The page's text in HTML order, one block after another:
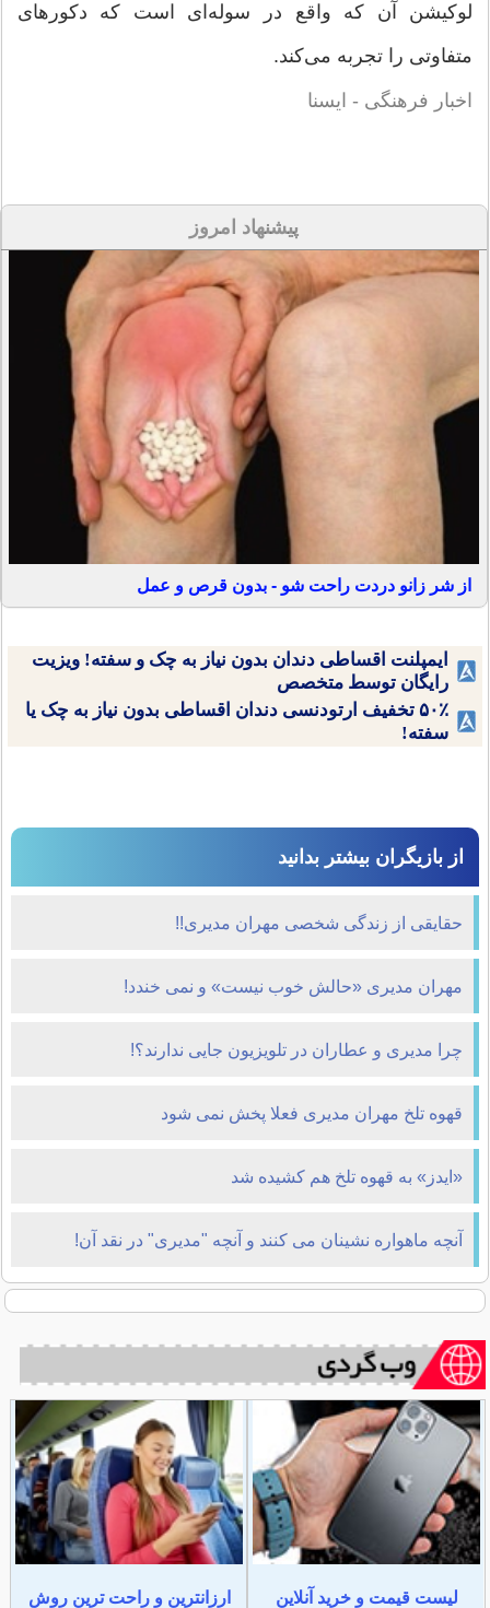
لوکیشن آن که واقع در سوله‌ای است که دکورهای
متفاوتی را تجربه می‌کند.
اخبار فرهنگی - ایسنا
پیشنهاد امروز
از شر زانو دردت راحت شو - بدون قرص و عمل
ایمپلنت اقساطی دندان بدون نیاز به چک و سفته! ویزیت
رایگان توسط متخصص
۵۰٪ تخفیف ارتودنسی دندان اقساطی بدون نیاز به چک یا
سفته!
از بازیگران بیشتر بدانید
حقایقی از زندگی شخصی مهران مدیری!!
مهران مدیری «حالش خوب نیست» و نمی خندد!
چرا مدیری و عطاران در تلویزیون جایی ندارند؟!
قهوه تلخ مهران مدیری فعلا پخش نمی شود
«ایدز» به قهوه تلخ هم کشیده شد
آنچه ماهواره نشینان می کنند و آنچه "مدیری" در نقد آن!
لیست قیمت و خرید آنلاین
ارزانترین و راحت ترین روش